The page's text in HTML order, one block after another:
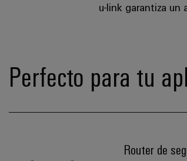
u-link garantiza
Perfecto para tu
Router de